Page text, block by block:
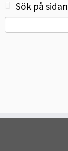
Sök på sidan
efter: